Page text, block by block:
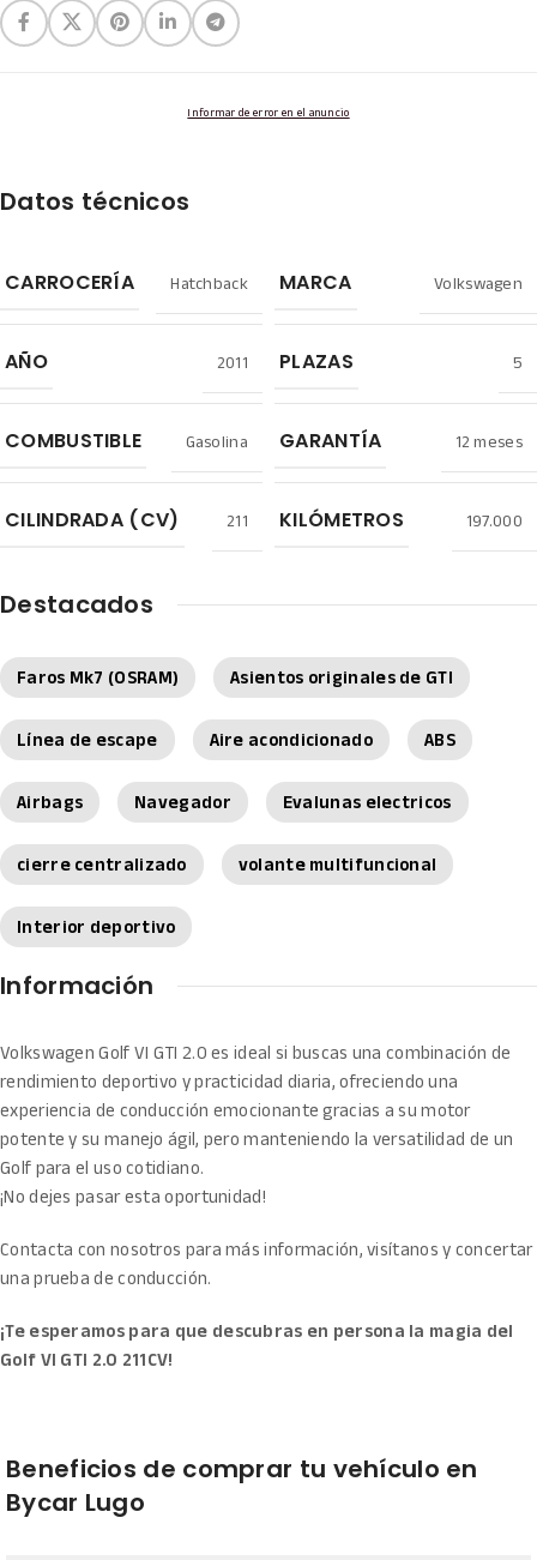
Informar de error en el anuncio
Datos técnicos
CARROCERÍA Hatchback MARCA Volkswagen
AÑO 2011 PLAZAS 5
COMBUSTIBLE Gasolina GARANTÍA 12 meses
CILINDRADA (CV) 211 KILÓMETROS 197.000
Destacados
Faros Mk7 (OSRAM)
Asientos originales de GTI
Línea de escape
Aire acondicionado
ABS
Airbags
Navegador
Evalunas electricos
cierre centralizado
volante multifuncional
Interior deportivo
Información
Volkswagen Golf VI GTI 2.0 es ideal si buscas una combinación de
rendimiento deportivo y practicidad diaria, ofreciendo una
experiencia de conducción emocionante gracias a su motor
potente y su manejo ágil, pero manteniendo la versatilidad de un
Golf para el uso cotidiano.
¡No dejes pasar esta oportunidad!
Contacta con nosotros para más información, visítanos y concertar
una prueba de conducción.
¡Te esperamos para que descubras en persona la magia del
Golf VI GTI 2.0 211CV!
Beneficios de comprar tu vehículo en
Bycar Lugo